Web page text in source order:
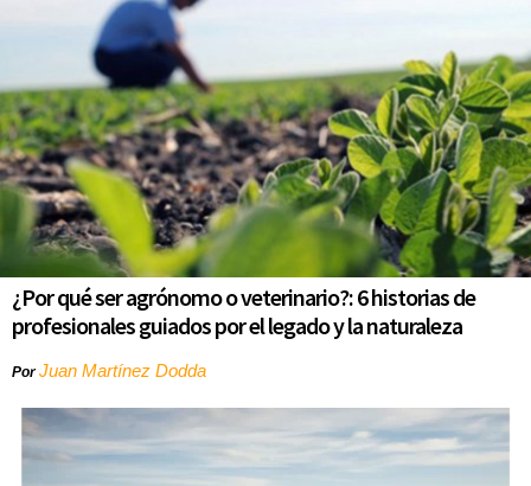
¿Por qué ser agrónomo o veterinario?: 6 historias de
profesionales guiados por el legado y la naturaleza
PorJuan Martínez Dodda